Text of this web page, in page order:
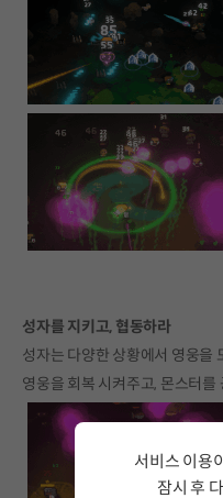
성자를 지키고, 협동하라
성자는 다양한 상황에서 영웅을
영웅을 회복 시켜주고, 몬스터를
서비스 이용
잠시 후